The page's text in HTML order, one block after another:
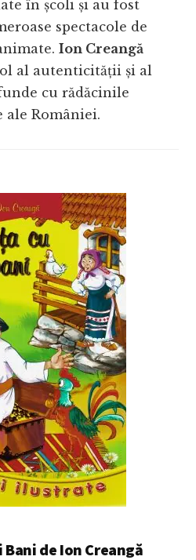
în școli și au fost
spectacole de
Ion Creangă
al autenticității și al
cu rădăcinile
ale României.
de Ion Creangă